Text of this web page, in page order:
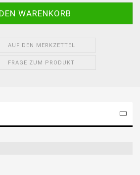
AUF DEN MERKZETTEL
FRAGE ZUM PRODUKT